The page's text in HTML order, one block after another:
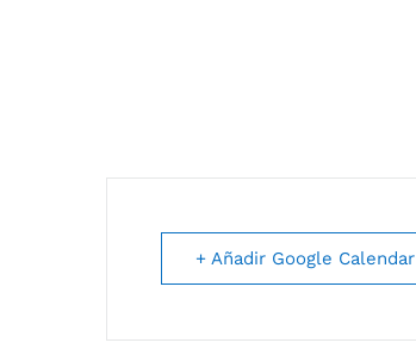
+ Añadir Google Calendar